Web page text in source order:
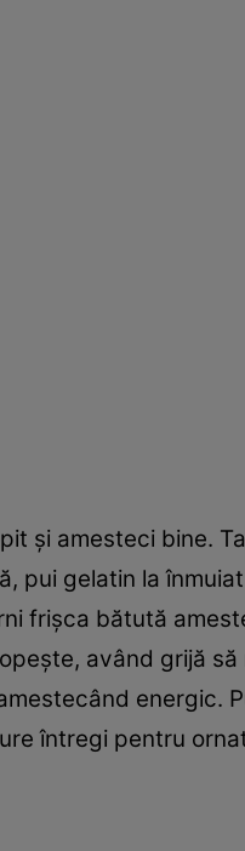
şi amesteci bine.
pui gelatin la
frişca bătută
având grijă
energic.
întregi pentru